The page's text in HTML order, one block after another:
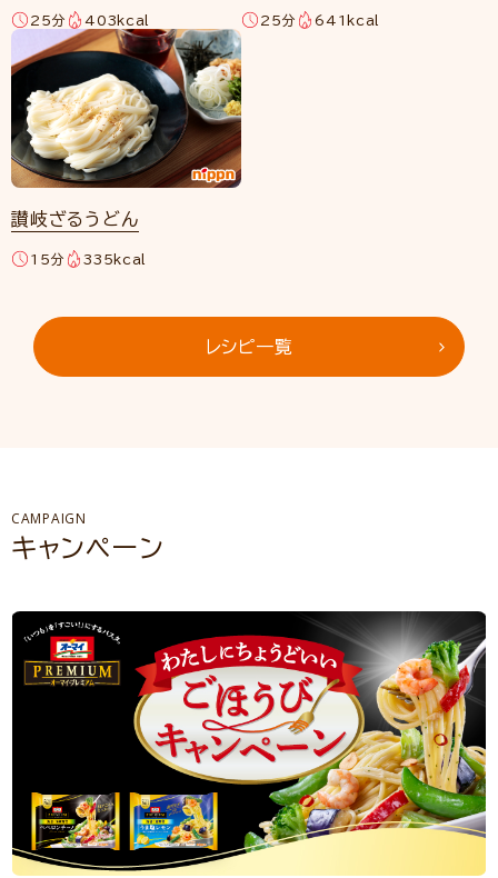
レシピ一覧
25分 403kcal 25分 641kcal
讃岐ざるうどん
15分 335kcal
CAMPAIGN
キャンペーン